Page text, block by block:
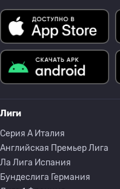
Лиги
Серия A Италия
Английская Премьер Лига
Ла Лига Испания
Бундеслига Германия